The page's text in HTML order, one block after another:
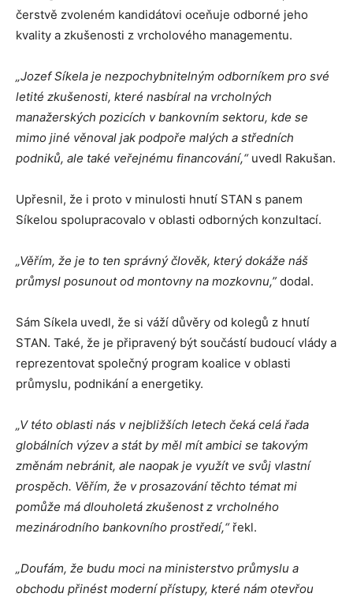
čerstvě zvoleném kandidátovi oceňuje odborné jeho
kvality a zkušenosti z vrcholového managementu.
„Jozef Síkela je nezpochybnitelným odborníkem pro své
letité zkušenosti, které nasbíral na vrcholných
manažerských pozicích v bankovním sektoru, kde se
mimo jiné věnoval jak podpoře malých a středních
podniků, ale také veřejnému financování,“ uvedl Rakušan.
Upřesnil, že i proto v minulosti hnutí STAN s panem
Síkelou spolupracovalo v oblasti odborných konzultací.
„Věřím, že je to ten správný člověk, který dokáže náš
průmysl posunout od montovny na mozkovnu,” dodal.
Sám Síkela uvedl, že si váží důvěry od kolegů z hnutí
STAN. Také, že je připravený být součástí budoucí vlády a
reprezentovat společný program koalice v oblasti
průmyslu, podnikání a energetiky.
„V této oblasti nás v nejbližších letech čeká celá řada
globálních výzev a stát by měl mít ambici se takovým
změnám nebránit, ale naopak je využít ve svůj vlastní
prospěch. Věřím, že v prosazování těchto témat mi
pomůže má dlouholetá zkušenost z vrcholného
mezinárodního bankovního prostředí,“ řekl.
„Doufám, že budu moci na ministerstvo průmyslu a
obchodu přinést moderní přístupy, které nám otevřou